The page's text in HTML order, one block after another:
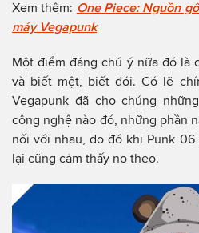
Xem thêm: One Piece: Nguồn
máy Vegapunk
Một điểm đáng chú ý nữa đó là
và biết mệt, biết đói. Có lẽ
Vegapunk đã cho chúng
công nghệ nào đó, những phần
nối với nhau, do đó khi Punk
lại cũng cảm thấy no theo.